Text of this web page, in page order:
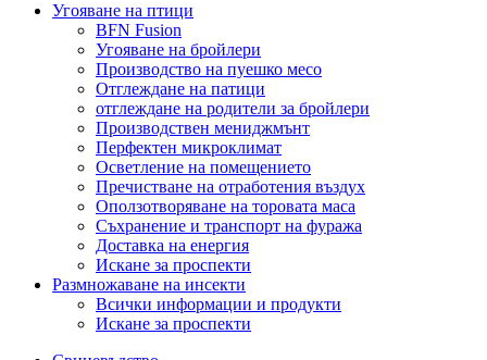
Угояване на птици
BFN Fusion
Угояване на бройлери
Производство на пуешко месо
Отглеждане на патици
отглеждане на родители за бройлери
Производствен мениджмънт
Перфектен микроклимат
Осветление на помещението
Пречистване на отработения въздух
Оползотворяване на торовата маса
Съхранение и транспорт на фуража
Доставка на енергия
Искане за проспекти
Размножаване на инсекти
Всички информации и продукти
Искане за проспекти